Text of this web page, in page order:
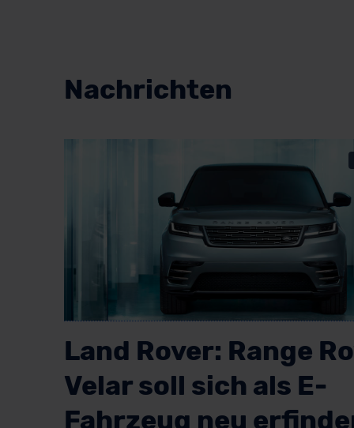
Nachrichten
Land Rover: Range
Velar soll sich als E-
Fahrzeug neu